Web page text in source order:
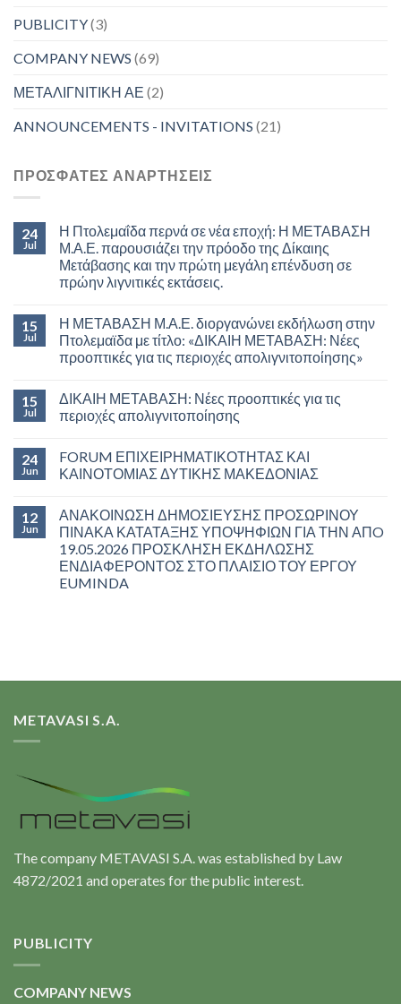
PUBLICITY(3)
COMPANY NEWS (69)
ΜΕΤΑΛΙΓΝΙΤΙΚΗ ΑΕ (2)
ANNOUNCEMENTS - INVITATIONS (21)
ΠΡΟΣΦΑΤΕΣ ΑΝΑΡΤΗΣΕΙΣ
24
Jul
Η Πτολεμαΐδα περνά σε νέα εποχή: Η ΜΕΤΑΒΑΣΗ
Μ.Α.Ε. παρουσιάζει την πρόοδο της Δίκαιης
Μετάβασης και την πρώτη μεγάλη επένδυση σε
πρώην λιγνιτικές εκτάσεις.
15
Jul
Η ΜΕΤΑΒΑΣΗ Μ.Α.Ε. διοργανώνει εκδήλωση στην
Πτολεμαϊδα με τίτλο: «ΔΙΚΑΙΗ ΜΕΤΑΒΑΣΗ: Νέες
προοπτικές για τις περιοχές απολιγνιτοποίησης»
15
Jul
ΔΙΚΑΙΗ ΜΕΤΑΒΑΣΗ: Νέες προοπτικές για τις
περιοχές απολιγνιτοποίησης
24
Jun
FORUM ΕΠΙΧΕΙΡΗΜΑΤΙΚΟΤΗΤΑΣ ΚΑΙ
ΚΑΙΝΟΤΟΜΙΑΣ ΔΥΤΙΚΗΣ ΜΑΚΕΔΟΝΙΑΣ
12
Jun
ΑΝΑΚΟΙΝΩΣΗ ΔΗΜΟΣΙΕΥΣΗΣ ΠΡΟΣΩΡΙΝΟΥ
ΠΙΝΑΚΑ ΚΑΤΑΤΑΞΗΣ ΥΠΟΨΗΦΙΩΝ ΓΙΑ ΤΗΝ ΑΠO
19.05.2026 ΠΡΟΣΚΛΗΣΗ ΕΚΔΗΛΩΣΗΣ
ΕΝΔΙΑΦΕΡΟΝΤΟΣ ΣΤΟ ΠΛΑΙΣΙΟ ΤΟΥ ΕΡΓΟΥ
EUMINDA
METAVASI S.A.
The company METAVASI S.A. was established by Law
4872/2021 and operates for the public interest.
PUBLICITY
COMPANY NEWS